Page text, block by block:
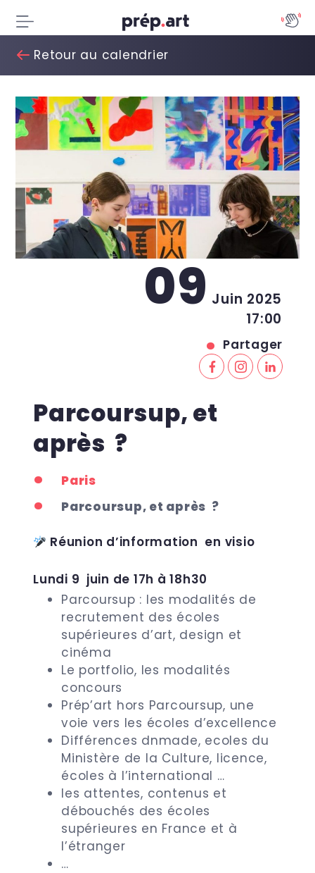
Retour au calendrier
09 Juin 2025
17:00
Partager
Parcoursup, et
après ?
Paris
Parcoursup, et après ?
Réunion d’information en visio
Lundi 9 juin de 17h à 18h30
Parcoursup : les modalités de
recrutement des écoles
supérieures d’art, design et
cinéma
Le portfolio, les modalités
concours
Prép’art hors Parcoursup, une
voie vers les écoles d’excellence
Différences dnmade, ecoles du
Ministère de la Culture, licence,
écoles à l’international …
les attentes, contenus et
débouchés des écoles
supérieures en France et à
l’étranger
…